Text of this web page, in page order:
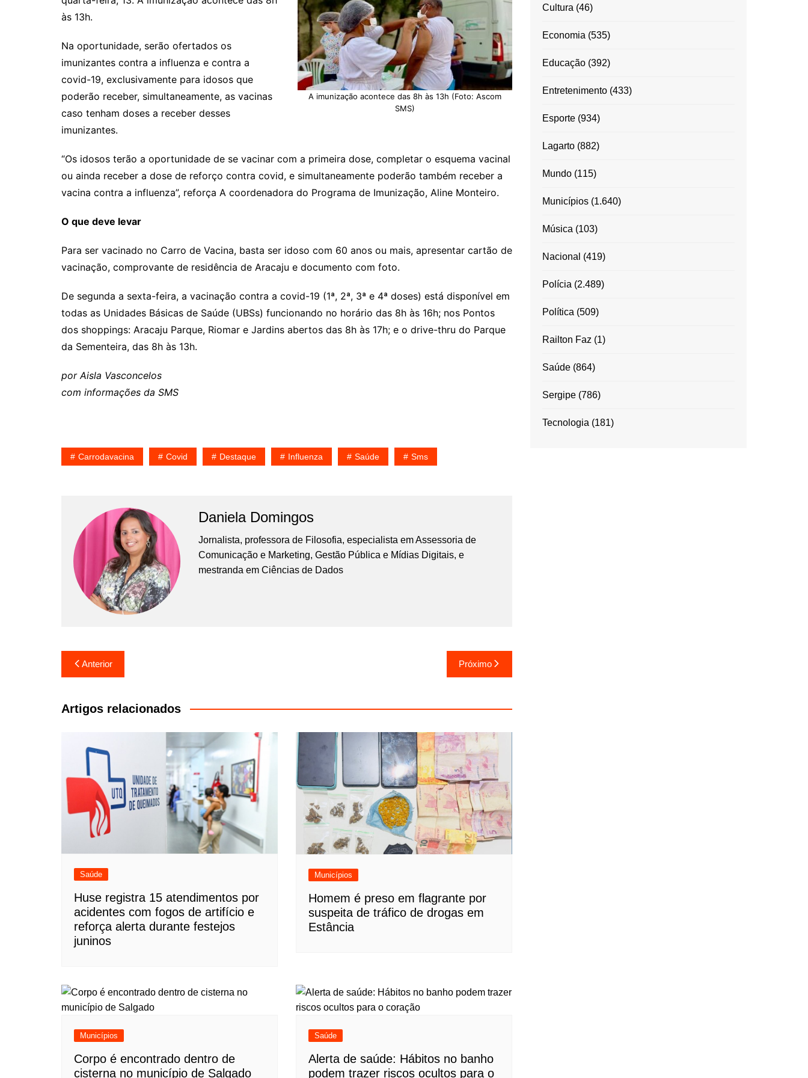
A imunização acontece das 8h às 13h (Foto: Ascom
SMS)
às 13h.
Na oportunidade, serão ofertados os
imunizantes contra a influenza e contra a
covid-19, exclusivamente para idosos que
poderão receber, simultaneamente, as vacinas
caso tenham doses a receber desses
imunizantes.
“Os idosos terão a oportunidade de se vacinar com a primeira dose, completar o esquema vacinal
ou ainda receber a dose de reforço contra covid, e simultaneamente poderão também receber a
vacina contra a influenza”, reforça A coordenadora do Programa de Imunização, Aline Monteiro.
O que deve levar
Para ser vacinado no Carro de Vacina, basta ser idoso com 60 anos ou mais, apresentar cartão de
vacinação, comprovante de residência de Aracaju e documento com foto.
De segunda a sexta-feira, a vacinação contra a covid-19 (1ª, 2ª, 3ª e 4ª doses) está disponível em
todas as Unidades Básicas de Saúde (UBSs) funcionando no horário das 8h às 16h; nos Pontos
dos shoppings: Aracaju Parque, Riomar e Jardins abertos das 8h às 17h; e o drive-thru do Parque
da Sementeira, das 8h às 13h.
por Aisla Vasconcelos
com informações da SMS
Carrodavacina Covid Destaque Influenza Saúde Sms
Daniela Domingos
Jornalista, professora de Filosofia, especialista em Assessoria de
Comunicação e Marketing, Gestão Pública e Mídias Digitais, e
mestranda em Ciências de Dados
Navegação
de
Post
Anterior Próximo
Artigos relacionados
Saúde
Huse registra 15 atendimentos por
acidentes com fogos de artifício e
reforça alerta durante festejos
juninos
Municípios
Homem é preso em flagrante por
suspeita de tráfico de drogas em
Estância
Municípios
Corpo é encontrado dentro de
cisterna no município de Salgado
Saúde
Alerta de saúde: Hábitos no banho
podem trazer riscos ocultos para o
Cultura (46)
Economia (535)
Educação (392)
Entretenimento (433)
Esporte (934)
Lagarto (882)
Mundo (115)
Municípios (1.640)
Música (103)
Nacional (419)
Polícia (2.489)
Política (509)
Railton Faz (1)
Saúde (864)
Sergipe (786)
Tecnologia (181)